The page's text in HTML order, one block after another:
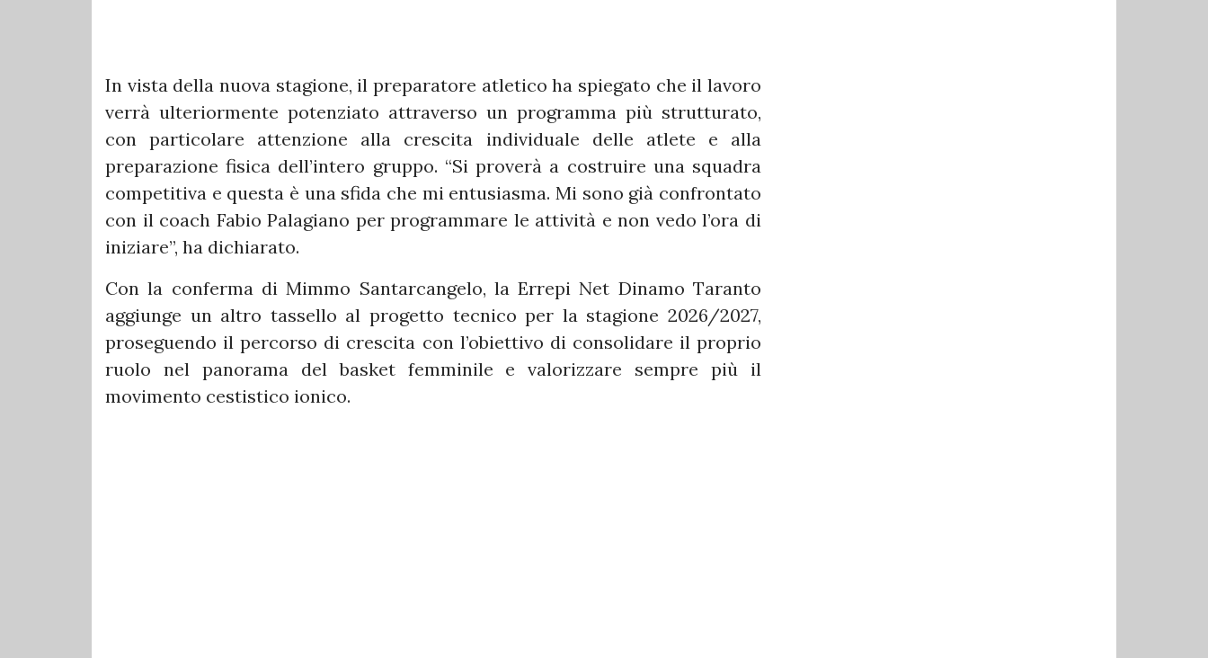
In vista della nuova stagione, il preparatore atletico ha spiegato che il lavoro
verrà ulteriormente potenziato attraverso un programma più strutturato,
con particolare attenzione alla crescita individuale delle atlete e alla
preparazione fisica dell’intero gruppo. “Si proverà a costruire una squadra
competitiva e questa è una sfida che mi entusiasma. Mi sono già confrontato
con il coach Fabio Palagiano per programmare le attività e non vedo l’ora di
iniziare”, ha dichiarato.
Con la conferma di Mimmo Santarcangelo, la Errepi Net Dinamo Taranto
aggiunge un altro tassello al progetto tecnico per la stagione 2026/2027,
proseguendo il percorso di crescita con l’obiettivo di consolidare il proprio
ruolo nel panorama del basket femminile e valorizzare sempre più il
movimento cestistico ionico.